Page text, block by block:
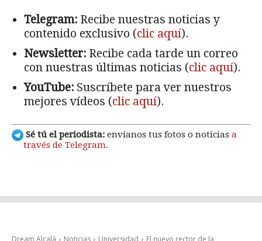
Telegram: Recibe nuestras noticias y
contenido exclusivo (clic aquí).
Newsletter: Recibe cada tarde un correo
con nuestras últimas noticias (clic aquí).
YouTube: Suscríbete para ver nuestros
mejores vídeos (clic aquí).
Sé tú el periodista: envíanos tus fotos o noticias a
través de Telegram.